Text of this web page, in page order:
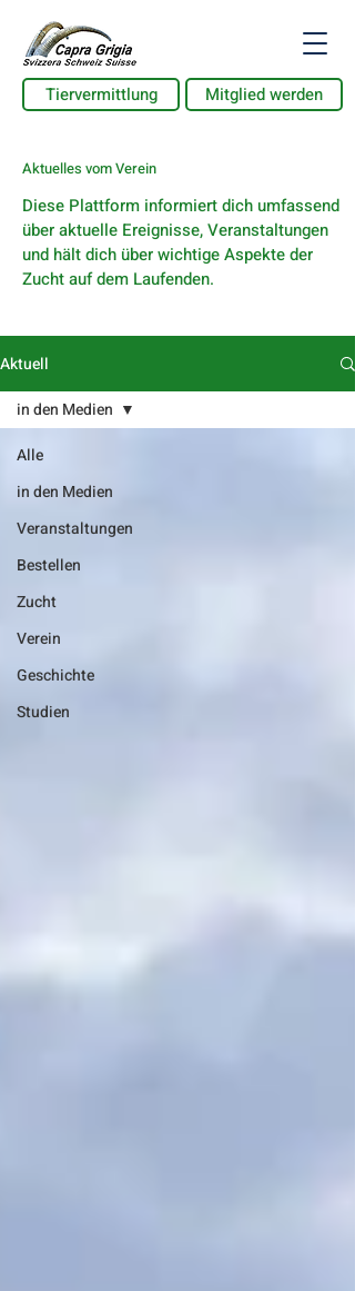
Tiervermittlung Mitglied werden
Aktuelles vom Verein
Diese Plattform informiert dich umfassend
über aktuelle Ereignisse, Veranstaltungen
und hält dich über wichtige Aspekte der
Zucht auf dem Laufenden.
Aktuell
Alle
in den Medien
Veranstaltungen
Bestellen
Zucht
Verein
Geschichte
Studien
in den Medien